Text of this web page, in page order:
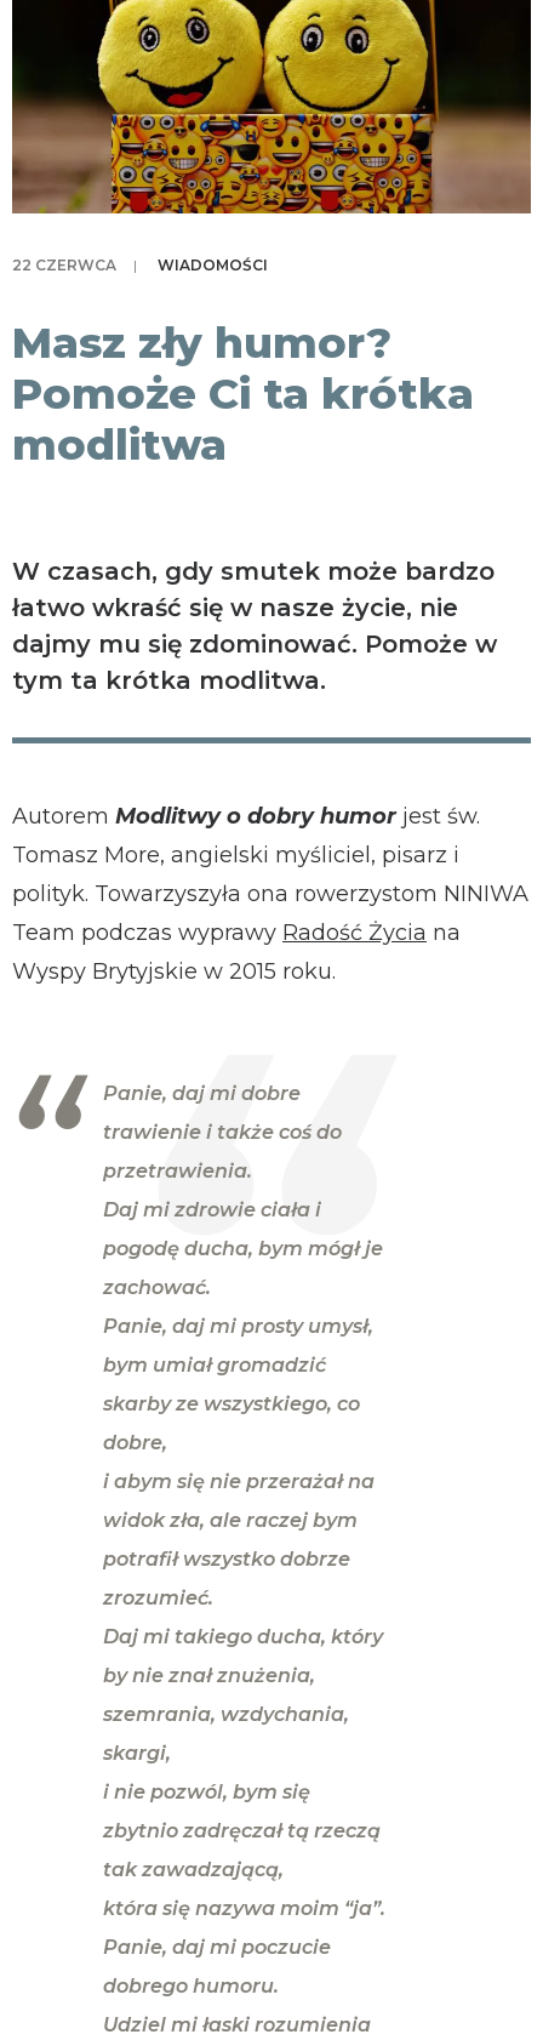
KONTAKT
22 CZERWCA | WIADOMOŚCI
Masz zły humor?
Pomoże Ci ta krótka
modlitwa
W czasach, gdy smutek może bardzo
łatwo wkraść się w nasze życie, nie
dajmy mu się zdominować. Pomoże w
tym ta krótka modlitwa.
Autorem Modlitwy o dobry humorjest św.
Tomasz More, angielski myśliciel, pisarz i
polityk. Towarzyszyła ona rowerzystom NINIWA
Team podczas wyprawy Radość Życia na
Wyspy Brytyjskie w 2015 roku.
Panie, daj mi dobre
trawienie i także coś do
przetrawienia.
Daj mi zdrowie ciała i
pogodę ducha, bym mógł je
zachować.
Panie, daj mi prosty umysł,
bym umiał gromadzić
skarby ze wszystkiego, co
dobre,
i abym się nie przerażał na
widok zła, ale raczej bym
potrafił wszystko dobrze
zrozumieć.
Daj mi takiego ducha, który
by nie znał znużenia,
szemrania, wzdychania,
skargi,
i nie pozwól, bym się
zbytnio zadręczał tą rzeczą
tak zawadzającą,
która się nazywa moim “ja”.
Panie, daj mi poczucie
dobrego humoru.
Udziel mi łaski rozumienia